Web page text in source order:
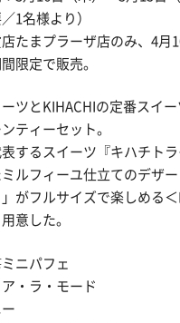
1名様より）
たまプラーザ店のみ、4月
限定で販売。
ツとKIHACHIの定番スイ
ティーセット。
するスイーツ『キハチト
ルフィーユ仕立てのデザ
がフルサイズで楽しめる
意した。
ニパフェ
ア・ラ・モード